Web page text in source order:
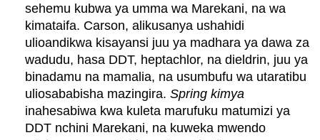
sehemu kubwa ya umma wa Marekani, na wa
kimataifa. Carson, alikusanya ushahidi
ulioandikwa kisayansi juu ya madhara ya dawa za
wadudu, hasa DDT, heptachlor, na dieldrin, juu ya
binadamu na mamalia, na usumbufu wa utaratibu
uliosababisha mazingira.Spring kimya
inahesabiwa kwa kuleta marufuku matumizi ya
DDT nchini Marekani, na kuweka mwendo